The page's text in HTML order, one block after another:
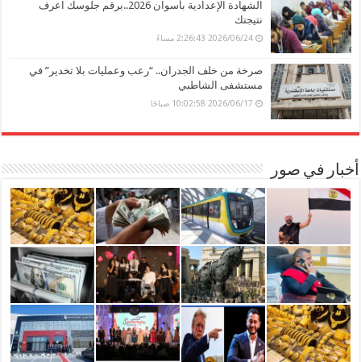
الشهادة الإعدادية بأسوان 2026..برقم جلوسك اعرف
نتيجتك
2026/06/24 2:26:43 مساءً
صرخة من خلف الجدران.. “رعب وعمليات بلا تخدير” في
مستشفى الشاطبي
2026/06/17 10:02:58 صباحًا
أخبار في صور